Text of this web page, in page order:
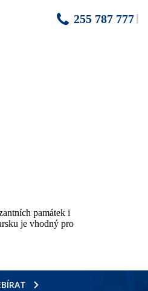
255 787 777
památek i
je vhodný pro